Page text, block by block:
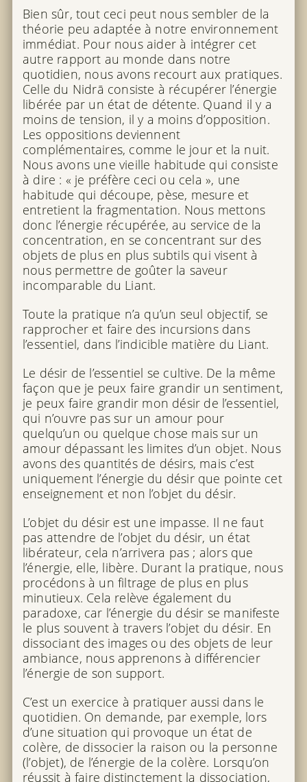
Bien sûr, tout ceci peut nous sembler de la
théorie peu adaptée à notre environnement
immédiat. Pour nous aider à intégrer cet
autre rapport au monde dans notre
quotidien, nous avons recourt aux pratiques.
Celle du Nidrā consiste à récupérer l’énergie
libérée par un état de détente. Quand il y a
moins de tension, il y a moins d’opposition.
Les oppositions deviennent
complémentaires, comme le jour et la nuit.
Nous avons une vieille habitude qui consiste
à dire : « je préfère ceci ou cela », une
habitude qui découpe, pèse, mesure et
entretient la fragmentation. Nous mettons
donc l’énergie récupérée, au service de la
concentration, en se concentrant sur des
objets de plus en plus subtils qui visent à
nous permettre de goûter la saveur
incomparable du Liant.
Toute la pratique n’a qu’un seul objectif, se
rapprocher et faire des incursions dans
l’essentiel, dans l’indicible matière du Liant.
Le désir de l’essentiel se cultive. De la même
façon que je peux faire grandir un sentiment,
je peux faire grandir mon désir de l’essentiel,
qui n’ouvre pas sur un amour pour
quelqu’un ou quelque chose mais sur un
amour dépassant les limites d’un objet. Nous
avons des quantités de désirs, mais c’est
uniquement l’énergie du désir que pointe cet
enseignement et non l’objet du désir.
L’objet du désir est une impasse. Il ne faut
pas attendre de l’objet du désir, un état
libérateur, cela n’arrivera pas ; alors que
l’énergie, elle, libère. Durant la pratique, nous
procédons à un filtrage de plus en plus
minutieux. Cela relève également du
paradoxe, car l’énergie du désir se manifeste
le plus souvent à travers l’objet du désir. En
dissociant des images ou des objets de leur
ambiance, nous apprenons à différencier
l’énergie de son support.
C’est un exercice à pratiquer aussi dans le
quotidien. On demande, par exemple, lors
d’une situation qui provoque un état de
colère, de dissocier la raison ou la personne
(l’objet), de l’énergie de la colère. Lorsqu’on
réussit à faire distinctement la dissociation,